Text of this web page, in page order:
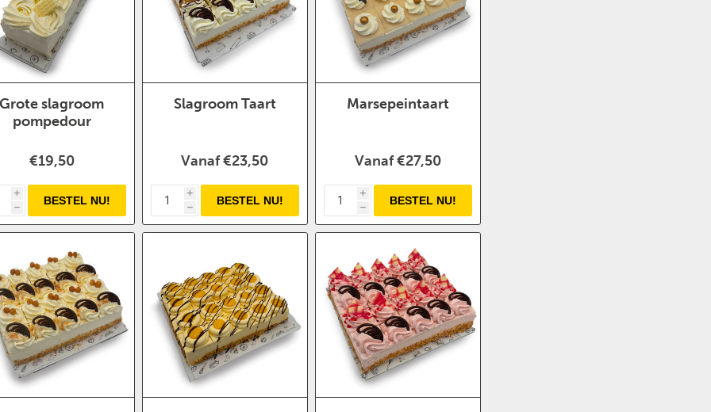
Grote slagroom
pompedour
€19,50
i
h
Slagroom Taart
Vanaf €23,50
i
h
Marsepeintaart
Vanaf €27,50
i
h